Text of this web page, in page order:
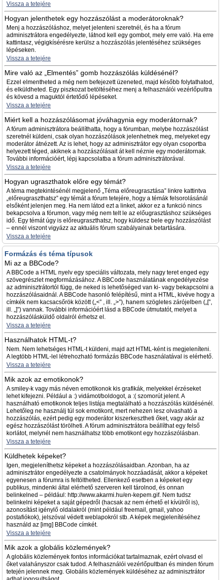
Vissza a tetejére
Hogyan jelenthetek egy hozzászólást a moderátoroknak?
Menj a hozzászóláshoz, melyet jelenteni szeretnél, és ha a fórum
adminisztrátora engedélyezte, látnod kell egy gombot, mely erre való. Ha erre
kattintasz, végigkísérésre kerülsz a hozzászólás jelentéséhez szükséges
lépéseken.
Vissza a tetejére
Mire való az „Elmentés” gomb hozzászólás küldésénél?
Ezzel elmentheted a még nem befejezett üzeneted, majd később folytathatod,
és elküldheted. Egy piszkozat betöltéséhez menj a felhasználói vezérlőpultra
és kövesd a maguktól értetődő lépéseket.
Vissza a tetejére
Miért kell a hozzászólásomat jóváhagynia egy moderátornak?
A fórum adminisztrátora beállíthatta, hogy a fórumban, melybe hozzászólást
szeretnél küldeni, csak olyan hozzászólások jelenhetnek meg, melyeket egy
moderátor átnézett. Az is lehet, hogy az adminisztrátor egy olyan csoportba
helyezett téged, akiknek a hozzászólásait át kell néznie egy moderátornak.
További információért, lépj kapcsolatba a fórum adminisztrátorával.
Vissza a tetejére
Hogyan ugraszthatok előre egy témát?
A téma megtekintésénél megjelenő „Téma előreugrasztása” linkre kattintva
„előreugraszthatsz” egy témát a fórum tetejére, hogy a témák felsorolásánál
elsőként jelenjen meg. Ha nem látod ezt a linket, akkor ez a funkció nincs
bekapcsolva a fórumon, vagy még nem telt le az előugrasztáshoz szükséges
idő. Egy témát úgy is előreugraszthatsz, hogy küldesz bele egy hozzászólást
– ennél viszont vigyázz az aktuális fórum szabályainak betartására.
Vissza a tetejére
Formázás és téma típusok
Mi az a BBCode?
A BBCode a HTML nyelv egy speciális változata, mely nagy teret enged egy
szövegrészlet megformázásához. A BBCode használatának engedélyezése
az adminisztrátortól függ, de neked is lehetőséged van ki- vagy bekapcsolni a
hozzászólásaidnál. A BBCode hasonló felépítésű, mint a HTML, kivéve hogy a
címkék nem kacsacsőrök között („<” , ill. „>”), hanem szögletes zárójelben („[”,
ill. „]”) vannak. További információért lásd a BBCode útmutatót, melyet a
hozzászólásküldő oldalról érhetsz el.
Vissza a tetejére
Használhatok HTML-t?
Nem. Nem lehetséges HTML-t küldeni, majd azt HTML-ként is megjeleníteni.
A legtöbb HTML-lel létrehozható formázás BBCode használatával is elérhető.
Vissza a tetejére
Mik azok az emotikonok?
A smiley-k vagy más néven emotikonok kis grafikák, melyekkel érzéseket
lehet kifejezni. Például a :) vidámot/boldogot, a :( szomorút jelent. A
használható emotikonok teljes listája megtalálható a hozzászólás küldésénél.
Lehetőleg ne használj túl sok emotikont, mert nehezen lesz olvasható a
hozzászólás, ezért pedig egy moderátor kiszerkesztheti őket, vagy akár az
egész hozzászólást törölheti. A fórum adminisztrátora beállíthat egy felső
korlátot, melynél nem használhatsz több emotikont egy hozzászólásban.
Vissza a tetejére
Küldhetek képeket?
Igen, megjeleníthetsz képeket a hozzászólásaidban. Azonban, ha az
adminisztrátor engedélyezte a csatolmányok hozzáadását, akkor a képeket
egyenesen a fórumra is feltöltheted. Ellenkező esetben a képeket egy
publikus, mindenki által elérhető szerveren kell tárolnod, és onnan
belinkelned – például: http://www.akarmi.hu/en-kepem.gif. Nem tudsz
belinkelni képeket a saját gépedről (hacsak az nem érhető el kívülről is),
azonosítást igénylő oldalakról (mint például freemail, gmail, yahoo
postafiókok), jelszóval védett weblapokról stb. A képek megjelenítéséhez
használd az [img] BBCode címkét.
Vissza a tetejére
Mik azok a globális közlemények?
A globális közlemények fontos információkat tartalmaznak, ezért olvasd el
őket valahányszor csak tudod. A felhasználói vezérlőpultban és minden fórum
tetején jelennek meg. Globális közlemények küldéséhez az adminisztrátor